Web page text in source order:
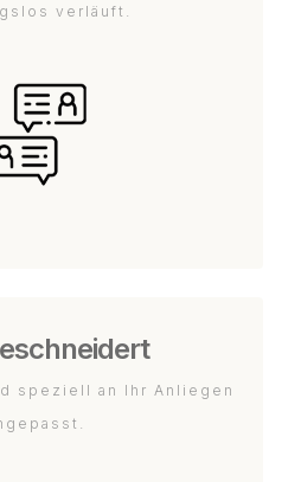
verläuft.
speziell an Ihr Anliegen